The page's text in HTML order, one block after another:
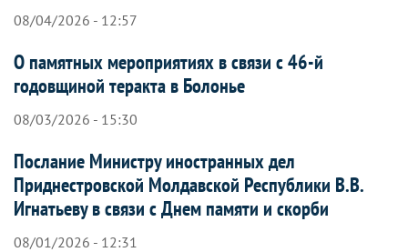
08/04/2026 - 12:57
О памятных мероприятиях в связи с 46-й
годовщиной теракта в Болонье
08/03/2026 - 15:30
Послание Министру иностранных дел
Приднестровской Молдавской Республики В.В.
Игнатьеву в связи с Днем памяти и скорби
08/01/2026 - 12:31